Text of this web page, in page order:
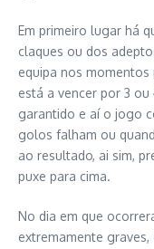
Em primeiro lugar há
claques ou dos
equipa nos momentos
está a vencer por 3
garantido e aí o jogo
golos falham ou
ao resultado, ai sim,
puxe para cima.
No dia em que
extremamente